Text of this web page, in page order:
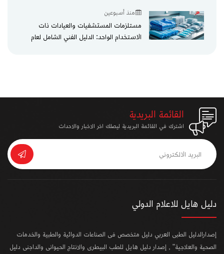
منذ أسبوعين
مستلزمات المستشفيات والعيادات ذات
الاستخدام الواحد: الدليل الفني الشامل لعام
القائمة البريدية
اشترك في القائمة البريدية ليصلك اخر الاخبار والاحداث
دليل هايل للاعلام الدولي
إصدارالدليل الطبى العربي دليل متخصص فى الصناعات الدوائية والطبية والخدمات
الصحية والعلاجية" , إصدار دليل هايل للطب البيطرى والانتاج الحيوانى والداجنى دليل